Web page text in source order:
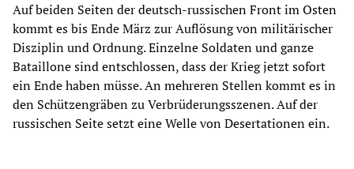
Auf beiden Seiten der deutsch-russischen Front im Osten
kommt es bis Ende März zur Auflösung von militärischer
Disziplin und Ordnung. Einzelne Soldaten und ganze
Bataillone sind entschlossen, dass der Krieg jetzt sofort
ein Ende haben müsse. An mehreren Stellen kommt es in
den Schützengräben zu Verbrüderungsszenen. Auf der
russischen Seite setzt eine Welle von Desertationen ein.